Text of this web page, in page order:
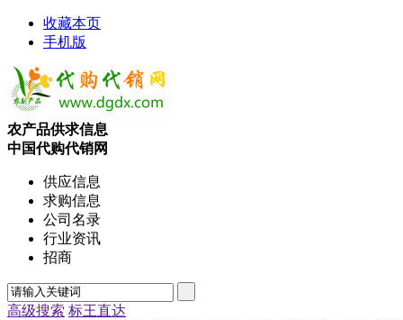
收藏本页
手机版
农产品供求信息
中国代购代销网
供应信息
求购信息
公司名录
行业资讯
招商
高级搜索 标王直达